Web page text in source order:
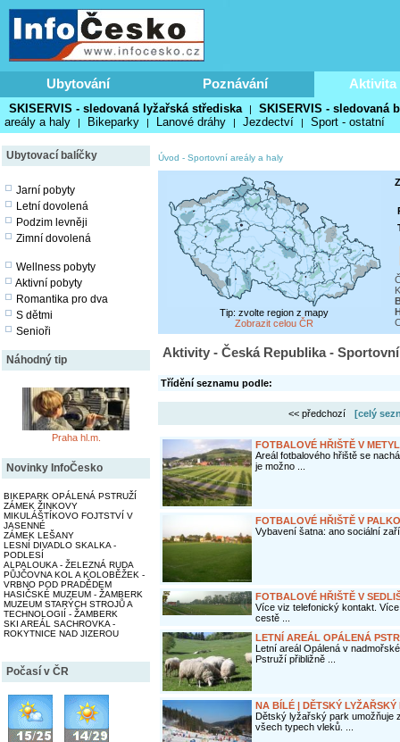
Ubytování Poznávání Aktivita
SKISERVIS - sledovaná lyžařská střediska |
SKISERVIS - sledovaná
areály a haly
| Bikeparky | Lanové dráhy | Jezdectví | Sport - ostatní
Ubytovací balíčky
Jarní pobyty
Letní dovolená
Podzim levněji
Zimní dovolená
Wellness pobyty
Aktivní pobyty
Romantika pro dva
S dětmi
Senioři
Náhodný tip
Praha hl.m.
Novinky InfoČesko
BIKEPARK OPÁLENÁ PSTRUŽÍ
ZÁMEK ŽINKOVY
MIKULÁŠTÍKOVO FOJTSTVÍ V
JASENNÉ
ZÁMEK LEŠANY
LESNÍ DIVADLO SKALKA -
PODLESÍ
ALPALOUKA - ŽELEZNÁ RUDA
PŮJČOVNA KOL A KOLOBĚŽEK -
VRBNO POD PRADĚDEM
HASIČSKÉ MUZEUM - ŽAMBERK
MUZEUM STARÝCH STROJŮ A
TECHNOLOGIÍ - ŽAMBERK
SKI AREÁL SACHROVKA -
ROKYTNICE NAD JIZEROU
Počasí v ČR
Úvod - Sportovní areály a haly
Tip: zvolte region z mapy
Zobrazit celou ČR
Aktivity - Česká Republika -
Třídění seznamu podle:
<< předchozí [celý
FOTBALOVÉ HŘIŠTĚ V
Areál fotbalového hřiště se
je možno ...
FOTBALOVÉ HŘIŠTĚ V
Vybavení šatna: ano sociální
FOTBALOVÉ HŘIŠTĚ V
Více viz telefonický kontakt.
cestě ...
LETNÍ AREÁL OPÁLENÁ
Letní areál Opálená v
Pstruží přibližně ...
NA BÍLÉ | DĚTSKÝ LYŽAŘSKÝ
Dětský lyžařský park umožňuje
všech typech vleků. ...